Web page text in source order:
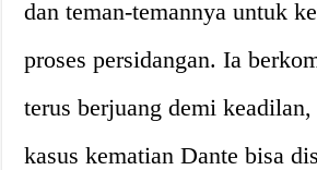
dan teman-temannya untuk
proses persidangan. Ia
terus berjuang demi keadilan,
kasus kematian Dante bisa